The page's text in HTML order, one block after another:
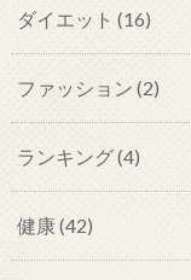
ダイエット (16)
ファッション (2)
ランキング(4)
健康(42)